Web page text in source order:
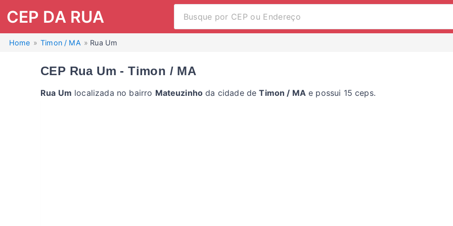
CEP DA RUA
Home Timon / MA Rua Um
CEP Rua Um - Timon / MA
Rua Um localizada no bairro Mateuzinho da cidade deTimon / MAe possui 15 ceps.